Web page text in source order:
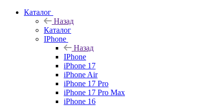
Каталог
Назад
Каталог
IPhone
Назад
IPhone
iPhone 17
iPhone Air
iPhone 17 Pro
iPhone 17 Pro Max
iPhone 16